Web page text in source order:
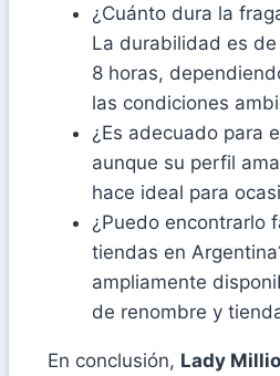
¿Cuánto dura la
La durabilidad es
8 horas,
las condiciones
¿Es adecuado para
aunque su perfil
hace ideal para
¿Puedo encontrarlo
tiendas en
ampliamente
de renombre y
En conclusión, Lady